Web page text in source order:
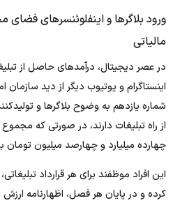
ورود بلاگرها و اینفلوئنسرهای
مالیاتی
در عصر دیجیتال، درآمدهای حاصل از
اینستاگرام و یوتیوب دیگر از دید سازمان
شماره یازدهم به وضوح بلاگرها و
از راه تبلیغات دارند، در صورتی که
چهارده میلیارد و چهارصد میلیون
این افراد موظفند برای هر قرارداد
کرده و در پایان هر فصل، اظهارنامه ارزش